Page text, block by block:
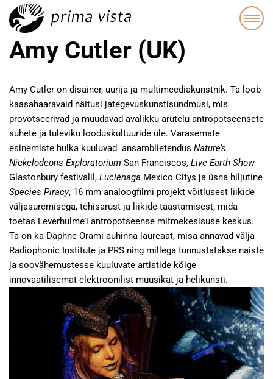
Amy Cutler (UK)
Amy Cutler on disainer, uurija ja multimeediakunstnik. Ta loob
kaasahaaravaid näitusi jategevuskunstisündmusi, mis
provotseerivad ja muudavad avalikku arutelu antropotseensete
suhete ja tuleviku looduskultuuride üle. Varasemate
esinemiste hulka kuuluvad ansamblietendus Nature’s
Nickelodeons Exploratorium San Franciscos, Live Earth Show
Glastonbury festivalil, Luciénaga Mexico Citys ja üsna hiljutine
Species Piracy, 16 mm analoogfilmi projekt võitlusest liikide
väljasuremisega, tehisarust ja liikide taastamisest, mida
toetas Leverhulme’i antropotseense mitmekesisuse keskus.
Ta on ka Daphne Orami auhinna laureaat, misa annavad välja
Radiophonic Institute ja PRS ning millega tunnustatakse naiste
ja soovähemustesse kuuluvate artistide kõige
innovaatilisemat elektroonilist muusikat ja helikunsti.